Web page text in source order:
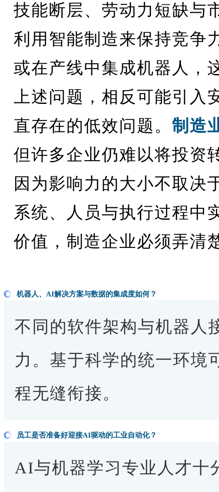
技能断层、劳动力短缺与
利用智能制造来保持竞争
或在产线中集成机器人，
上述问题，相反可能引
直存在的低效问题。制造
但许多企业仍难以将投资
因为影响力的大小不取决
系统、人员与执行过程中
价值，制造企业必须弄清
机器人、AI解决方案与数据的集成度如何？
不同的软件架构与机器人
力。基于科学的统一环境
程无缝衔接。
员工是否准备好迎接AI驱动的工业自动化？
AI与机器学习专业人才十